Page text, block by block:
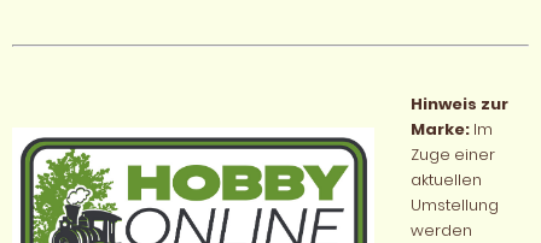
Hinweis zur
Marke: Im
Zuge einer
aktuellen
Umstellung
werden